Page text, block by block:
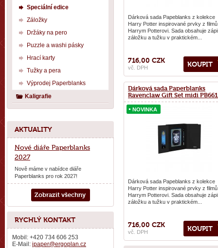
Dárková sada Papeblanks z kolekce
Harry Potter inspirované prvky z
Harrym Potterovi. Sada obsahuje
záložku a tužku v praktickém...
KOUPIT
716,00 CZK
vč. DPH
Dárková sada Paperblanks
Ravenclaw Gift Set midi
NOVINKA
NOVINKA
Dárková sada Papeblanks z kolekce
Harry Potter inspirované prvky z
Harrym Potterovi. Sada obsahuje
záložku a tužku v praktickém...
KOUPIT
716,00 CZK
vč. DPH
Speciální edice
Záložky
Držáky na pero
Puzzle a washi pásky
Hrací karty
Tužky a pera
Výprodej Paperblanks
Kaligrafie
AKTUALITY
Nové diáře Paperblanks
2027
Nově máme v nabídce diáře
Paperblanks pro rok 2027!
Zobrazit všechny
RYCHLÝ KONTAKT
Mobil: +420 734 606 253
E-Mail: ipaper@ergoplan.cz